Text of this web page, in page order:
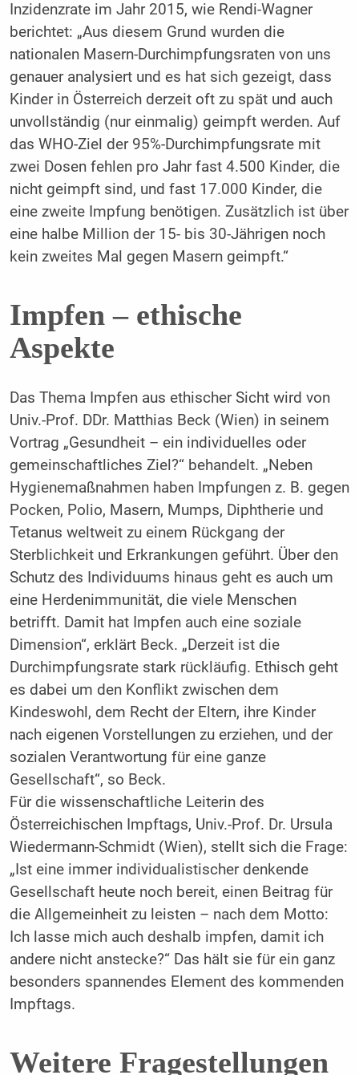
Inzidenzrate im Jahr 2015, wie Rendi-Wagner
berichtet: „Aus diesem Grund wurden die
nationalen Masern-Durchimpfungsraten von uns
genauer analysiert und es hat sich gezeigt, dass
Kinder in Österreich derzeit oft zu spät und auch
unvollständig (nur einmalig) geimpft werden. Auf
das WHO-Ziel der 95%-Durchimpfungsrate mit
zwei Dosen fehlen pro Jahr fast 4.500 Kinder, die
nicht geimpft sind, und fast 17.000 Kinder, die
eine zweite Impfung benötigen. Zusätzlich ist über
eine halbe Million der 15- bis 30-Jährigen noch
kein zweites Mal gegen Masern geimpft.“
Impfen – ethische
Aspekte
Das Thema Impfen aus ethischer Sicht wird von
Univ.-Prof. DDr. Matthias Beck (Wien) in seinem
Vortrag „Gesundheit – ein individuelles oder
gemeinschaftliches Ziel?“ behandelt. „Neben
Hygienemaßnahmen haben Impfungen z. B. gegen
Pocken, Polio, Masern, Mumps, Diphtherie und
Tetanus weltweit zu einem Rückgang der
Sterblichkeit und Erkrankungen geführt. Über den
Schutz des Individuums hinaus geht es auch um
eine Herdenimmunität, die viele Menschen
betrifft. Damit hat Impfen auch eine soziale
Dimension“, erklärt Beck. „Derzeit ist die
Durchimpfungsrate stark rückläufig. Ethisch geht
es dabei um den Konflikt zwischen dem
Kindeswohl, dem Recht der Eltern, ihre Kinder
nach eigenen Vorstellungen zu erziehen, und der
sozialen Verantwortung für eine ganze
Gesellschaft“, so Beck.
Für die wissenschaftliche Leiterin des
Österreichischen Impftags, Univ.-Prof. Dr. Ursula
Wiedermann-Schmidt (Wien), stellt sich die Frage:
„Ist eine immer individualistischer denkende
Gesellschaft heute noch bereit, einen Beitrag für
die Allgemeinheit zu leisten – nach dem Motto:
Ich lasse mich auch deshalb impfen, damit ich
andere nicht anstecke?“ Das hält sie für ein ganz
besonders spannendes Element des kommenden
Impftags.
Weitere Fragestellungen